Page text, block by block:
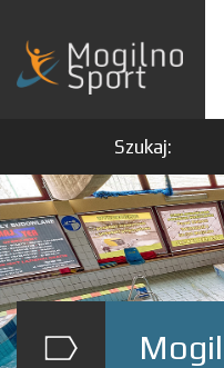
Szukaj: